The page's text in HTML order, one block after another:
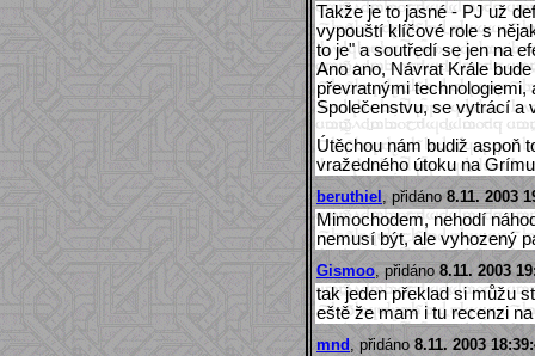
Takže je to jasné - PJ už
vypouští klíčové role s
to je" a soutředí se jen na
Ano ano, Návrat Krále
převratnými
Společenstvu, se vytrácí a
Útěchou nám budiž aspoň
vražedného útoku na
beruthiel , přidáno 8.11. 2003
Mimochodem, nehodí
nemusí být, ale vyhozený
Gismoo , přidáno 8.11. 2003
tak jeden překlad si můžu
eště že mam i tu recenzi
mnd , přidáno 8.11. 2003